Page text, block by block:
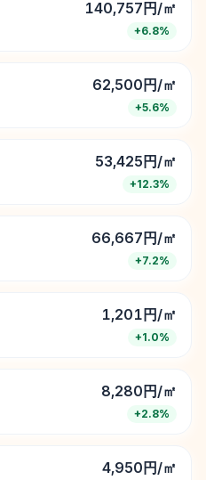
140,757円/㎡
+6.8%
62,500円/㎡
+5.6%
53,425円/㎡
+12.3%
66,667円/㎡
+7.2%
1,201円/㎡
+1.0%
8,280円/㎡
+2.8%
4,950円/㎡